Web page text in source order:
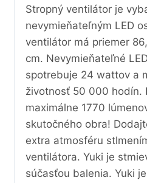
Stropný ventilátor je
nevymieňateľným LED
ventilátor má priemer
cm. Nevymieňateľné
spotrebuje 24 wattov a
životnosť 50 000 hodín.
maximálne 1770
skutočného obra!
extra atmosféru
ventilátora. Yuki je
súčasťou balenia. Yuki